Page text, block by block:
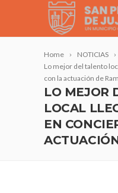
Home
NOTICIAS
Lo mejor del talento
con la actuación de
LO MEJOR
LOCAL
EN